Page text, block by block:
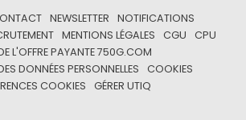
NEWSLETTER
NOTIFICATIONS
MENTIONS LÉGALES CGU
CPU
L'OFFRE PAYANTE 750G.COM
DONNÉES PERSONNELLES
COOKIES
COOKIES
GÉRER UTIQ